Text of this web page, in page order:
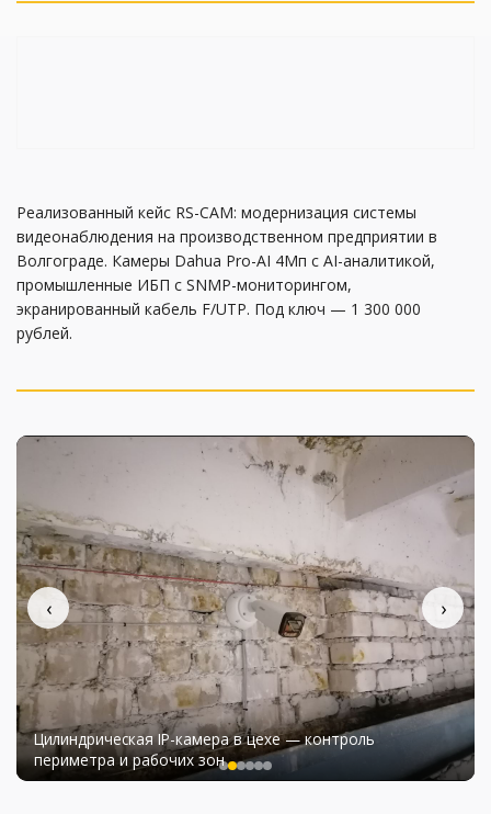
Реализованный кейс RS-CAM: модернизация системы
видеонаблюдения на производственном предприятии в
Волгограде. Камеры Dahua Pro-AI 4Мп с AI-аналитикой,
промышленные ИБП с SNMP-мониторингом,
экранированный кабель F/UTP. Под ключ — 1 300 000
рублей.
Small Tower 1000 ВА + SNMP Trio TM: удалённый
мониторинг питания 24/7
‹ ›